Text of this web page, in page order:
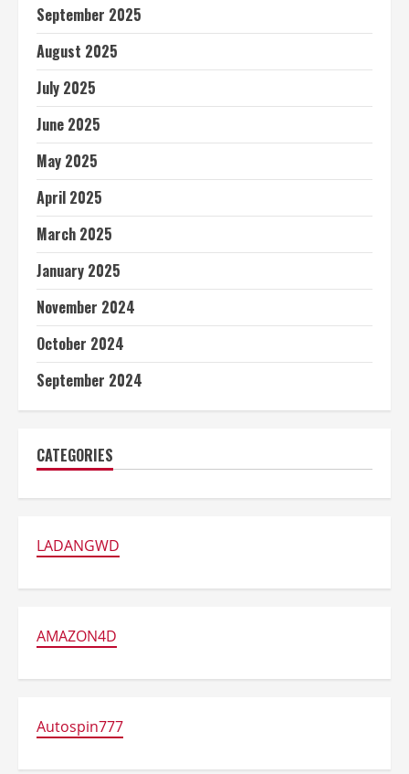
September 2025
August 2025
July 2025
June 2025
May 2025
April 2025
March 2025
January 2025
November 2024
October 2024
September 2024
CATEGORIES
LADANGWD
AMAZON4D
Autospin777